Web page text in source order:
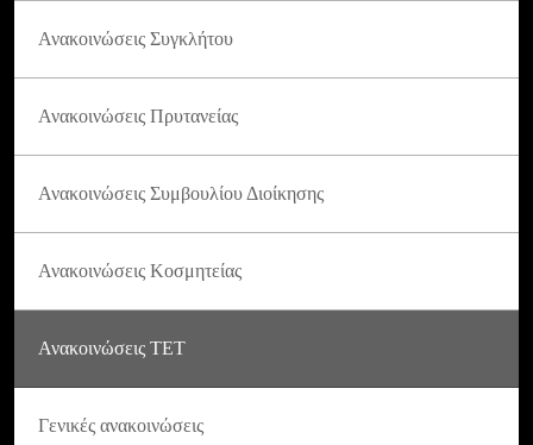
Ανακοινώσεις Συγκλήτου
Ανακοινώσεις Πρυτανείας
Ανακοινώσεις Συμβουλίου Διοίκησης
Ανακοινώσεις Κοσμητείας
Ανακοινώσεις ΤΕΤ
Γενικές ανακοινώσεις